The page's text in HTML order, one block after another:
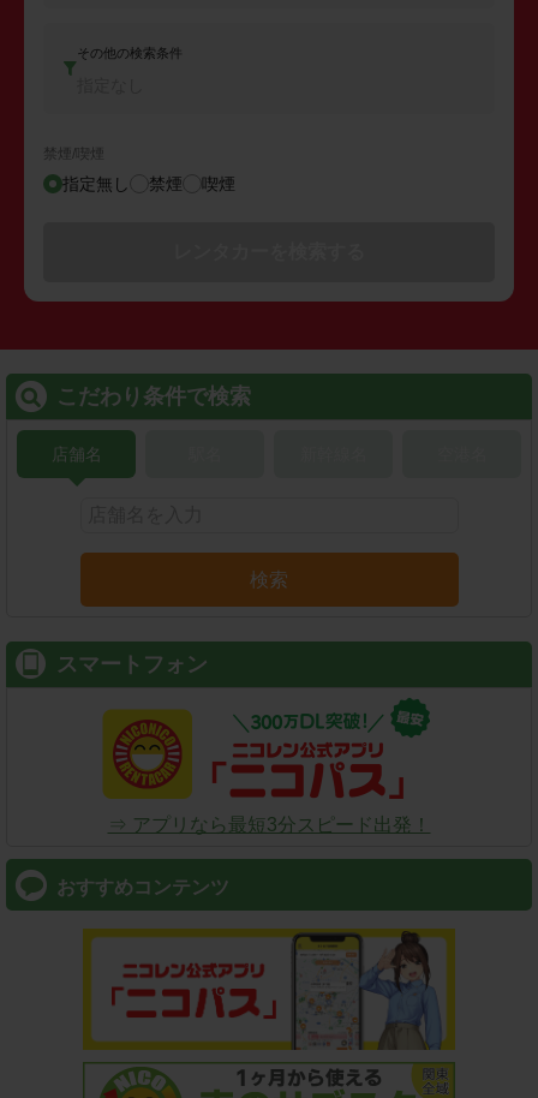
その他の検索条件
禁煙/喫煙
指定無し 禁煙 喫煙
こだわり条件で検索
店舗名
検索
スマートフォン
⇒ アプリなら最短3分スピード出発！
おすすめコンテンツ